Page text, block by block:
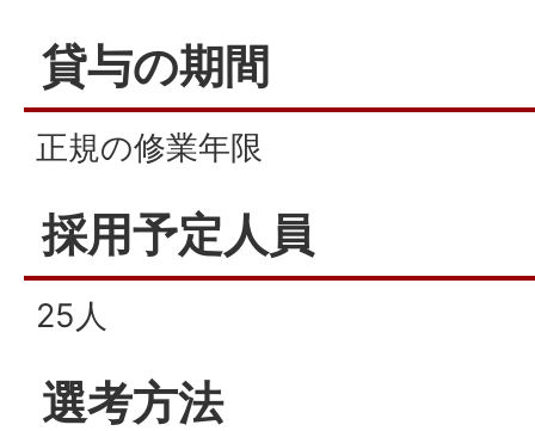
貸与の期間
正規の修業年限
採用予定人員
25人
選考方法